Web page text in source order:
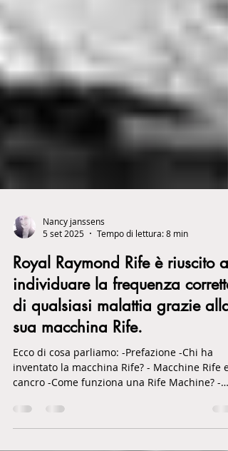
Nancy janssens
5 set 2025
Tempo di lettura: 8 min
Royal Raymond Rife è riuscito a
individuare la frequenza corretta
di qualsiasi malattia grazie alla
sua macchina Rife.
Ecco di cosa parliamo: -Prefazione -Chi ha
inventato la macchina Rife? - Macchine Rife e